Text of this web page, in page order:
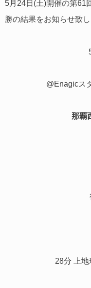
5月24日(土)開催の第61
勝の結果をお知らせ致し
@Enagicス
那覇
28分 上